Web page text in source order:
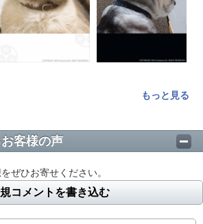
もっと見る
客様の声
ぜひお寄せください。
コメントを書き込む